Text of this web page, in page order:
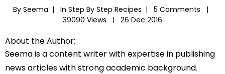
By Seema | In Step By Step Recipes |
5 Comments |
39090 Views |
26 Dec 2016
About the Author:
Seema is a content writer with expertise in publishing
news articles with strong academic background.